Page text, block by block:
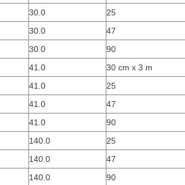
30.0
25
30.0
47
30.0
90
41.0
30 cm x 3 m
41.0
25
41.0
47
41.0
90
140.0
25
140.0
47
140.0
90